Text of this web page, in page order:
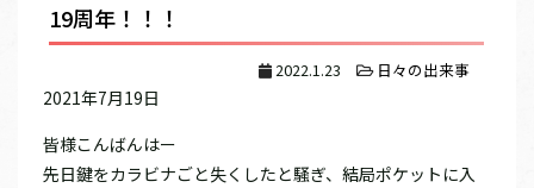
19周年！！！
2022.1.23 日々の出来事
2021年7月19日
皆様こんばんはー
先日鍵をカラビナごと失くしたと騒ぎ、結局ポケットに入